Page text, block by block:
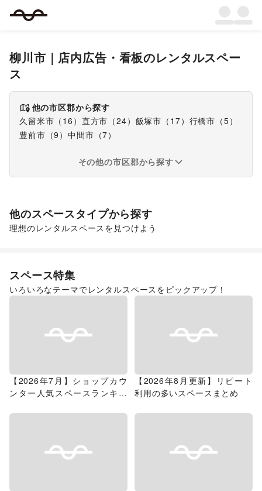
柳川市 ｜ 店内広告・看板のレンタルスペー
ス
他の市区郡から探す
久留米市 （ 16 ） 直方市 （24） 飯塚市 （ 17） 行橋市 （5）
豊前市 （9 ）中間市 （7）
その他の市区郡から探す
他のスペースタイプから探す
理想のレンタルスペースを見つけよう
スペース特集
いろいろなテーマでレンタルスペースをピックアップ！
【2026年7月】ショップカウ
ンター人気スペースランキン
【2026年8月更新】リピート
利用の多いスペースまとめ